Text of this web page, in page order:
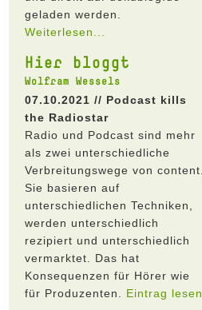
geladen werden.
Weiterlesen...
Hier bloggt
Wolfram Wessels
07.10.2021 // Podcast kills
the Radiostar
Radio und Podcast sind mehr
als zwei unterschiedliche
Verbreitungswege von content.
Sie basieren auf
unterschiedlichen Techniken,
werden unterschiedlich
rezipiert und unterschiedlich
vermarktet. Das hat
Konsequenzen für Hörer wie
für Produzenten. Eintrag lesen